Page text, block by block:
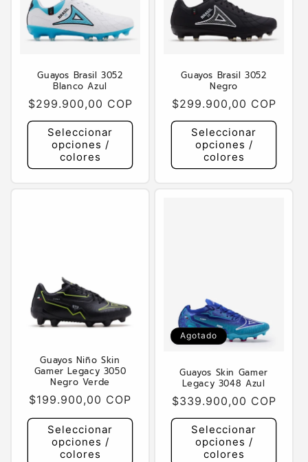
Guayos Brasil 3052
Blanco Azul
Precio
habitual
$299.900,00 COP
Seleccionar
opciones /
colores
Guayos Brasil 3052
Negro
Precio
habitual
$299.900,00 COP
Seleccionar
opciones /
colores
Guayos Niño Skin
Gamer Legacy 3050
Negro Verde
Precio
habitual
$199.900,00 COP
Seleccionar
opciones /
colores
Agotado
Guayos Skin Gamer
Legacy 3048 Azul
Precio
habitual
$339.900,00 COP
Seleccionar
opciones /
colores